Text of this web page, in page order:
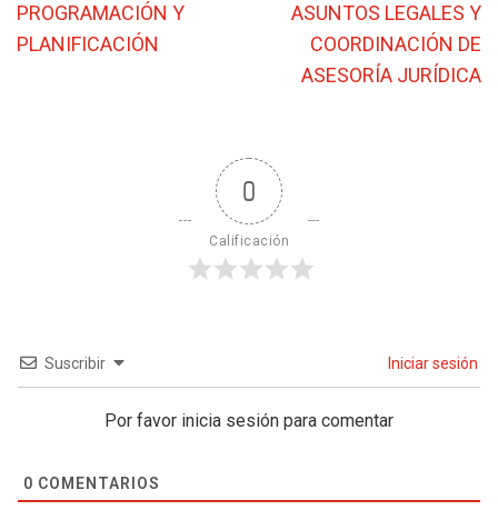
PROGRAMACIÓN Y
PLANIFICACIÓN
ASUNTOS LEGALES Y
COORDINACIÓN DE
ASESORÍA JURÍDICA
0
Calificación
Suscribir Iniciar sesión
Por favor inicia sesión para comentar
0 COMENTARIOS